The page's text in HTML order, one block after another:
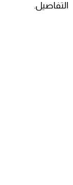
التفاصيل.